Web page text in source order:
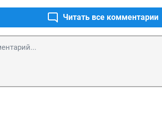
Читать все комментарии